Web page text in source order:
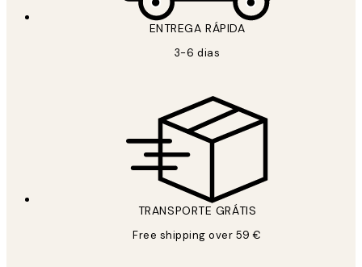
ENTREGA RÁPIDA
3-6 dias
TRANSPORTE GRÁTIS
Free shipping over 59 €